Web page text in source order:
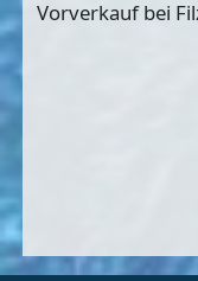
Vorverkauf bei